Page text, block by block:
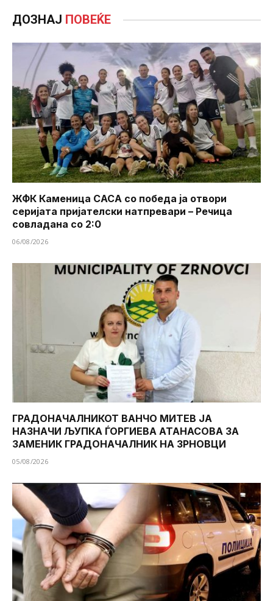
ДОЗНАЈ ПОВЕЌЕ
ЖФК Каменица САСА со победа ја отвори
серијата пријателски натпревари – Речица
совладана со 2:0
06/08/2026
ГРАДОНАЧАЛНИКОТ ВАНЧО МИТЕВ ЈА
НАЗНАЧИ ЉУПКА ЃОРГИЕВА АТАНАСОВА ЗА
ЗАМЕНИК ГРАДОНАЧАЛНИК НА ЗРНОВЦИ
05/08/2026